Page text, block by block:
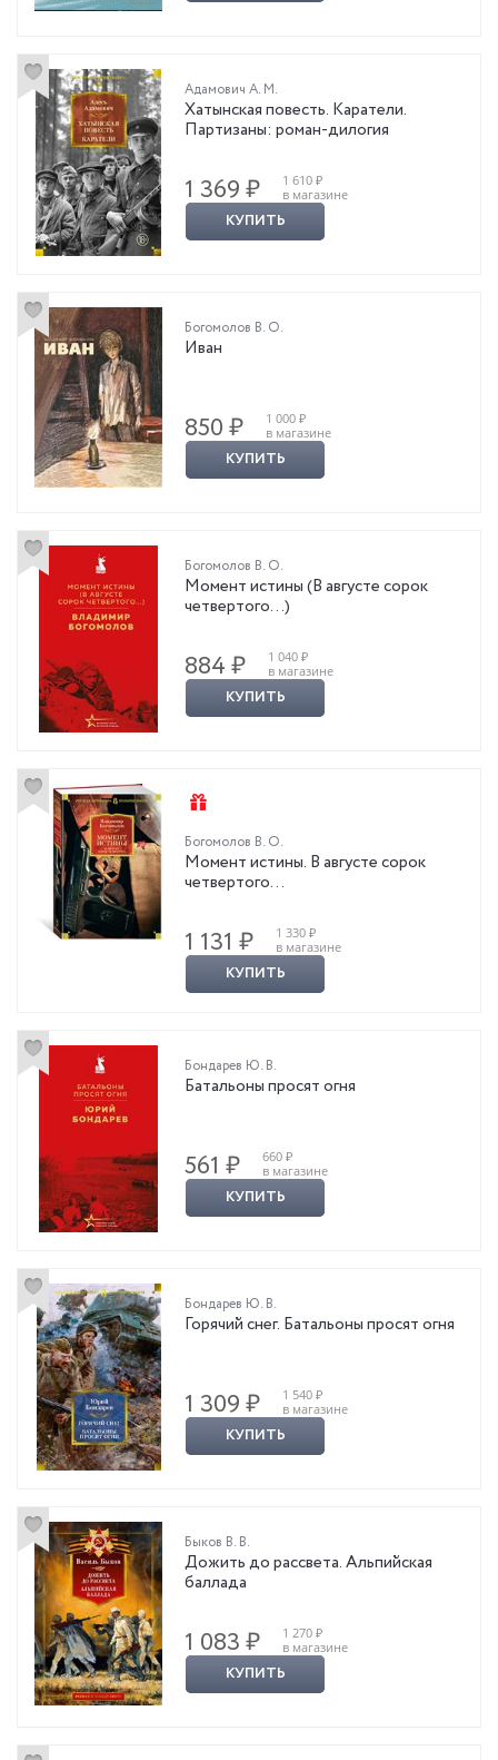
Адамович А. М.
Хатынская повесть. Каратели.
Партизаны: роман-дилогия
1 369 ₽
1 610 ₽
в магазине
КУПИТЬ
Богомолов В. О.
Иван
850 ₽
1 000 ₽
в магазине
КУПИТЬ
Богомолов В. О.
Момент истины (В августе сорок
четвертого…)
884 ₽
1 040 ₽
в магазине
КУПИТЬ
Богомолов В. О.
Момент истины. В августе сорок
четвертого…
1 131 ₽
1 330 ₽
в магазине
КУПИТЬ
Бондарев Ю. В.
Батальоны просят огня
561 ₽
660 ₽
в магазине
КУПИТЬ
Бондарев Ю. В.
Горячий снег. Батальоны просят огня
1 309 ₽
1 540 ₽
в магазине
КУПИТЬ
Быков В. В.
Дожить до рассвета. Альпийская
баллада
1 083 ₽
1 270 ₽
в магазине
КУПИТЬ